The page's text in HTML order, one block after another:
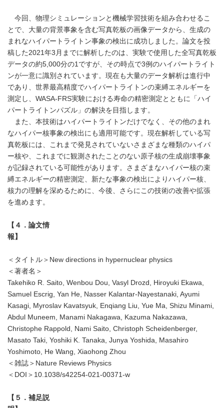
今回、物理シミュレーションと機械学習技術を組み合わせるこ
とで、大量の背景事象を含む写真乾板の画像データから、生成の
まれなハイパートライトン事象の検出に成功しました。論文を投
稿した2021年3月までに解析したのは、実験で使用した全写真乾板
データの約5,000分の1ですが、その時点で3例のハイパートライト
ンが一意に識別されています。現在も大量のデータ解析は進行中
であり、世界最高精度でハイパートライトンの束縛エネルギーを
測定し、WASA-FRS実験における寿命の精密測定とともに「ハイ
パートライトンパズル」の解決を目指します。
また、本技術はハイパートライトンだけでなく、その他のまれ
なハイパー核事象の検出にも適用可能です。現在解析している写
真乾板には、これまで発見されていないさまざまな種類のハイパ
ー核や、これまでに観測されたことのない原子核の生成崩壊事象
が記録されている可能性があります。さまざまなハイパー核の束
縛エネルギーの精密測定、新たな事象の検出によりハイパー核、
核力の理解を深めるために、今後、さらにこの技術の改善や拡張
を進めます。
【４．論文情
報】
＜タイトル＞New directions in hypernuclear physics
＜著者名＞
Takehiko R. Saito, Wenbou Dou, Vasyl Drozd, Hiroyuki Ekawa,
Samuel Escrig, Yan He, Nasser Kalantar-Nayestanaki, Ayumi
Kasagi, Myroslav Kavatsyuk, Enqiang Liu, Yue Ma, Shizu Minami,
Abdul Muneem, Manami Nakagawa, Kazuma Nakazawa,
Christophe Rappold, Nami Saito, Christoph Scheidenberger,
Masato Taki, Yoshiki K. Tanaka, Junya Yoshida, Masahiro
Yoshimoto, He Wang, Xiaohong Zhou
＜雑誌＞Nature Reviews Physics
＜DOI＞10.1038/s42254-021-00371-w
【５．補足説
Japanese